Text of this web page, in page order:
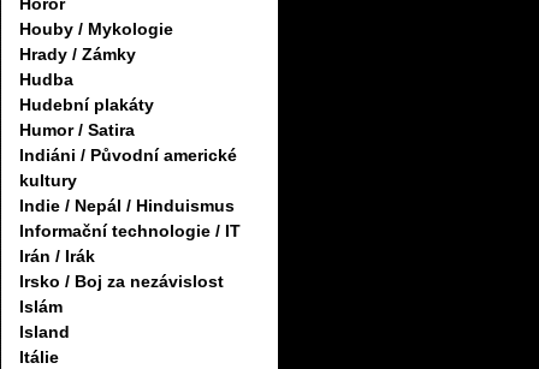
Houby / Mykologie
Hrady / Zámky
Hudba
Hudební plakáty
Humor / Satira
Indiáni / Původní americké
kultury
Indie / Nepál / Hinduismus
Informační technologie / IT
Irán / Irák
Irsko / Boj za nezávislost
Islám
Island
Itálie